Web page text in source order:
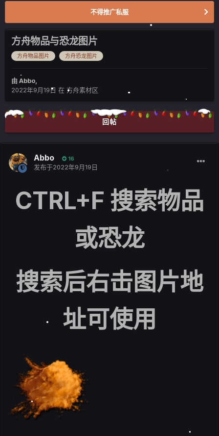
不得推广私服
方舟物品与恐龙图片
方舟物品图片 方舟恐龙图片
由 Abbo,
2022年9月19日 在 方舟素材区
回帖
Abbo 16
发布于2022年9月19日
CTRL+F 搜索物品
或恐龙
搜索后右击图片地
址可使用